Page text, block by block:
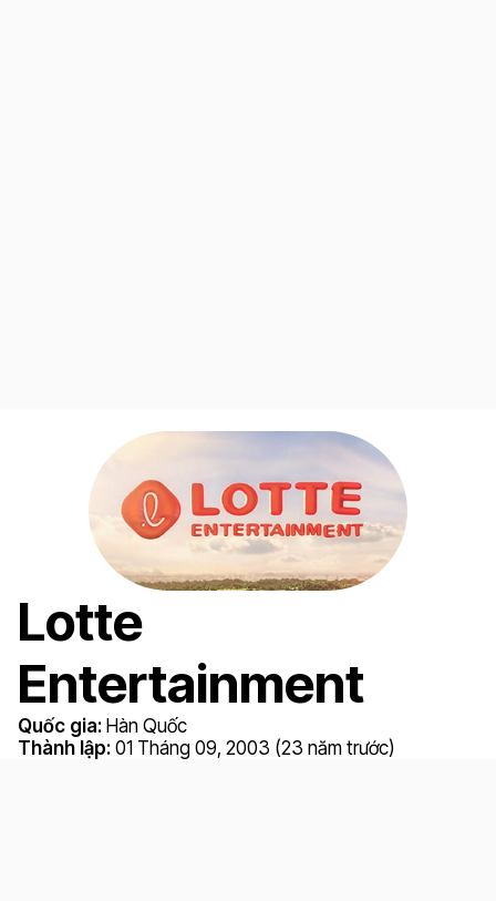
Lotte
Entertainment
Quốc gia: Hàn Quốc
Thành lập: 01 Tháng 09, 2003 (23 năm trước)